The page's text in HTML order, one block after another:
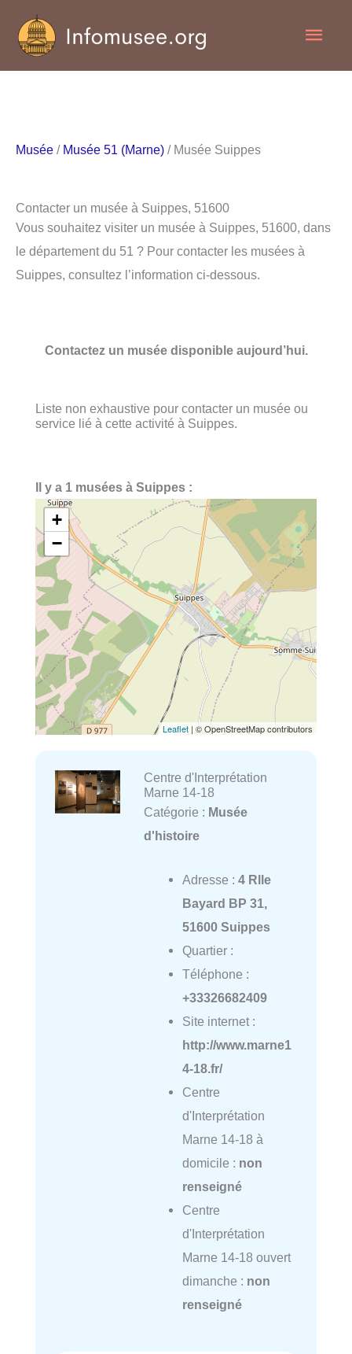
contenu
Musée / Musée 51 (Marne) / Musée Suippes
Contacter un musée à Suippes, 51600
Vous souhaitez visiter un musée à Suippes, 51600, dans
le département du 51 ? Pour contacter les musées à
Suippes, consultez l’information ci-dessous.
Contactez un musée disponible aujourd’hui.
Liste non exhaustive pour contacter un musée ou
service lié à cette activité à Suippes.
Il y a 1 musées à Suippes :
+
−
Leaflet | © OpenStreetMap contributors
Centre d'Interprétation
Marne 14-18
Catégorie : Musée
d'histoire
Adresse : 4 Rlle
Bayard BP 31,
51600 Suippes
Quartier :
Téléphone :
+33326682409
Site internet :
http://www.marne1
4-18.fr/
Centre
d'Interprétation
Marne 14-18 à
domicile : non
renseigné
Centre
d'Interprétation
Marne 14-18 ouvert
dimanche : non
renseigné